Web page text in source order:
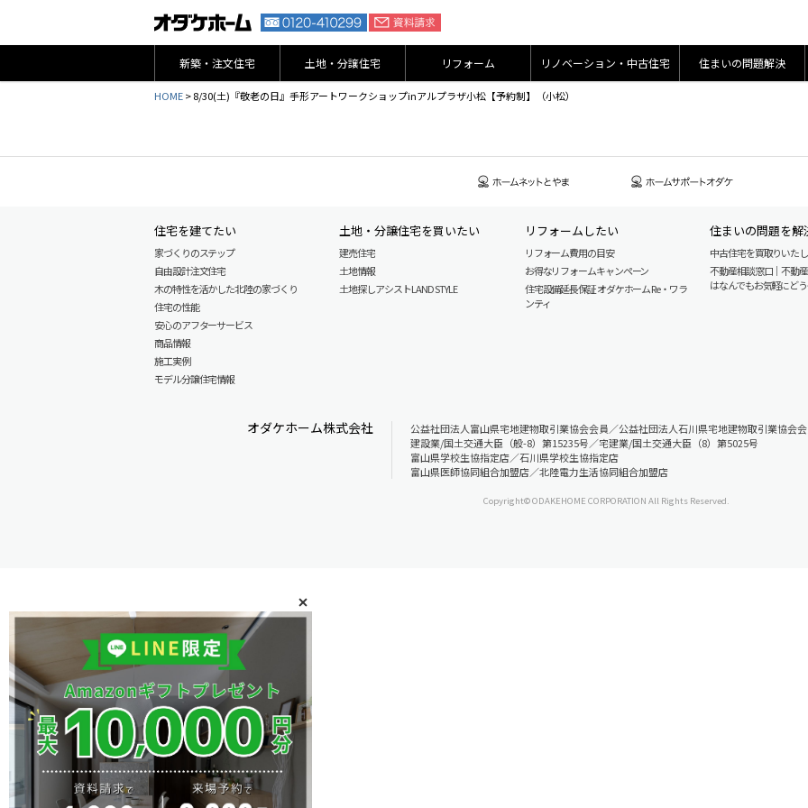
新築・注文住宅 土地・分譲住宅 リフォーム リノベーション・中古住宅 住まいの問題解決
HOME>8/30(土)『敬老の日』手形アートワークショップinアルプラザ小松【予約制】（小松）
住宅を建てたい
家づくりのステップ
自由設計注文住宅
木の特性を活かした北陸の家づくり
住宅の性能
安心のアフターサービス
商品情報
施工実例
モデル分譲住宅情報
土地・分譲住宅を買いたい
建売住宅
土地情報
土地探しアシスト LAND STYLE
リフォームしたい
リフォーム費用の目安
お得なリフォームキャンペーン
住宅設備延長保証 オダケホーム Re・ワラ
ンティ
住まいの問題を解
中古住宅を買取りいた
不動産相談窓口｜不動
はなんでもお気軽にどう
オダケホーム株式会社
公益社団法人富山県宅地建物取引業協会会員／公益社団法人石川県宅地建物取引業協会
建設業/国土交通大臣（般-8）第15235号／宅建業/国土交通大臣（8）第5025号
富山県学校生協指定店／石川県学校生協指定店
富山県医師協同組合加盟店／北陸電力生活協同組合加盟店
Copyright© ODAKEHOME CORPORATION All Rights Reserved.